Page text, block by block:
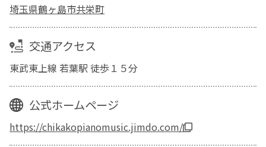
埼玉県鶴ヶ島市共栄町
交通アクセス
東武東上線 若葉駅 徒歩１５分
公式ホームページ
https://chikakopianomusic.jimdo.com/